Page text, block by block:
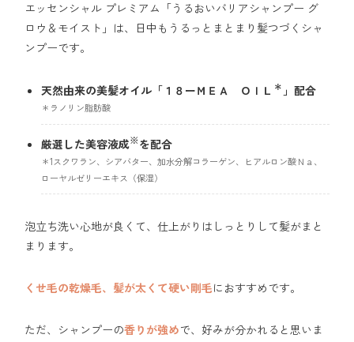
エッセンシャル プレミアム「うるおいバリアシャンプー グ
ロウ＆モイスト」は、日中もうるっとまとまり髪つづくシャ
ンプーです。
天然由来の美髪オイル「１８ーＭＥＡ ＯＩＬ ＊ 」配合
＊ラノリン脂肪酸
厳選した美容液成※を配合
＊1スクワラン、シアバター、加水分解コラーゲン、ヒアルロン酸Ｎａ、
ローヤルゼリーエキス（保湿）
泡立ち洗い心地が良くて、仕上がりはしっとりして髪がまと
まります。
くせ毛の乾燥毛、髪が太くて硬い剛毛におすすめです。
ただ、シャンプーの香りが強めで、好みが分かれると思いま